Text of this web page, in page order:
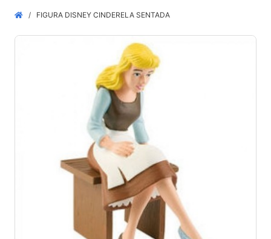
FIGURA DISNEY CINDERELA SENTADA